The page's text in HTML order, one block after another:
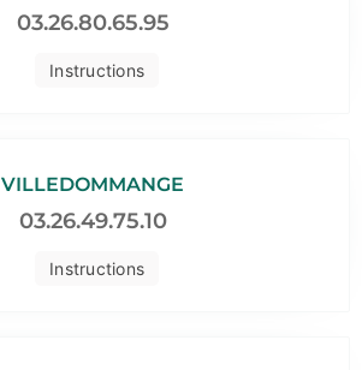
Instructions
03.26.80.65.95
Instructions
VILLEDOMMANGE
03.26.49.75.10